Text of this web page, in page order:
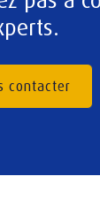
contacter